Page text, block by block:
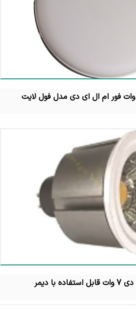
پنل توکار اس ام دی 24 وات فور ام ال ای دی مدل فول لایت